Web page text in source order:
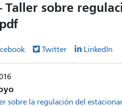
Taller sobre
Twitter LinkedIn
sobre la regulación del